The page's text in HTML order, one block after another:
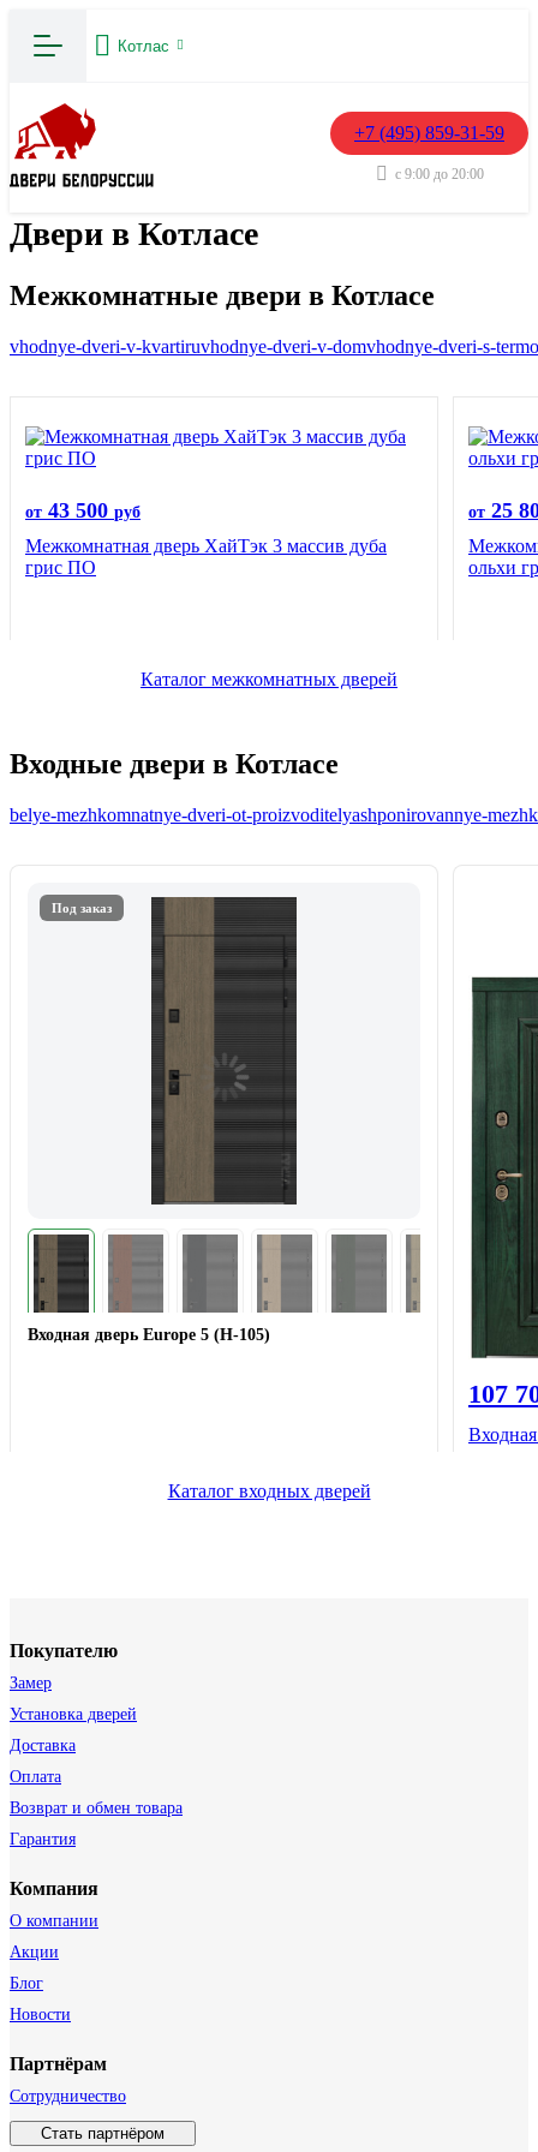
Котлас
+7 (495) 859-31-59
с 9:00 до 20:00
Двери в Котласе
Межкомнатные двери в Котласе
vhodnye-dveri-v-kvartiruvhodnye-dveri-v-domvhodnye-dveri-s-
от 43 500 руб
Межкомнатная дверь ХайТэк 3 массив дуба
грис ПО
от 25
ольхи
Каталог межкомнатных дверей
Входные двери в Котласе
belye-mezhkomnatnye-dveri-ot-proizvoditelyashponirovannye-
Под заказ
Входная дверь Europe 5 (H-105)
107
Каталог входных дверей
Покупателю
Замер
Установка дверей
Доставка
Оплата
Возврат и обмен товара
Гарантия
Компания
О компании
Акции
Блог
Новости
Партнёрам
Сотрудничество
Стать партнёром